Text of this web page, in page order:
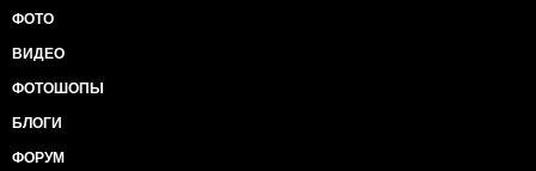
ФОТО
ВИДЕО
ФОТОШОПЫ
БЛОГИ
ФОРУМ